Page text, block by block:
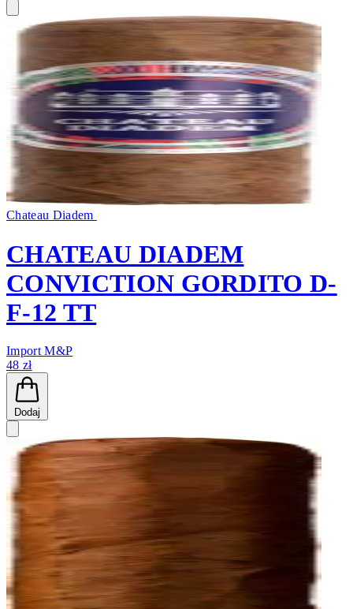
Chateau Diadem
CHATEAU DIADEM
CONVICTION GORDITO D-
F-12 TT
Import M&P
48 zł
Dodaj